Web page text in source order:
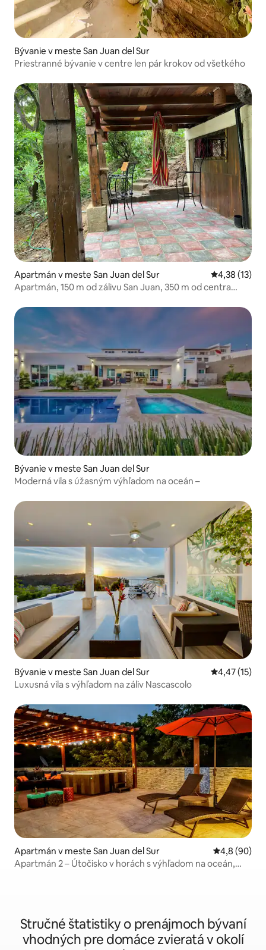
Bývanie v meste San Juan del Sur
Priestranné bývanie v centre len pár krokov od všetkého
Apartmán v meste San Juan del Sur Priemerné
4,38 (13)
Apartmán, 150 m od zálivu San Juan, 350 m od centra
Bývanie v meste San Juan del Sur
Moderná vila s úžasným výhľadom na oceán –
Bývanie v meste San Juan del Sur Priemerné
4,47 (15)
Luxusná vila s výhľadom na záliv Nascascolo
Apartmán v meste San Juan del Sur Priemerné
4,8 (90)
Apartmán 2 – Útočisko v horách s výhľadom na oceán,
Stručné štatistiky o prenájmoch bývaní
vhodných pre domáce zvieratá v okolí